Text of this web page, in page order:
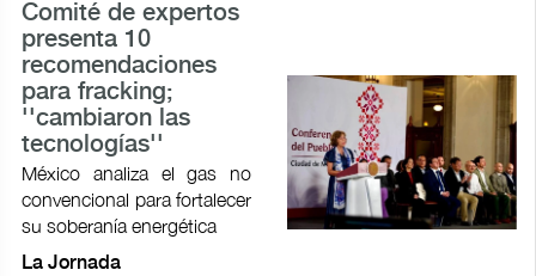
Comité de expertos
presenta 10
recomendaciones
para fracking;
''cambiaron las
tecnologías''
México analiza el gas no
convencional para fortalecer
su soberanía energética
La Jornada